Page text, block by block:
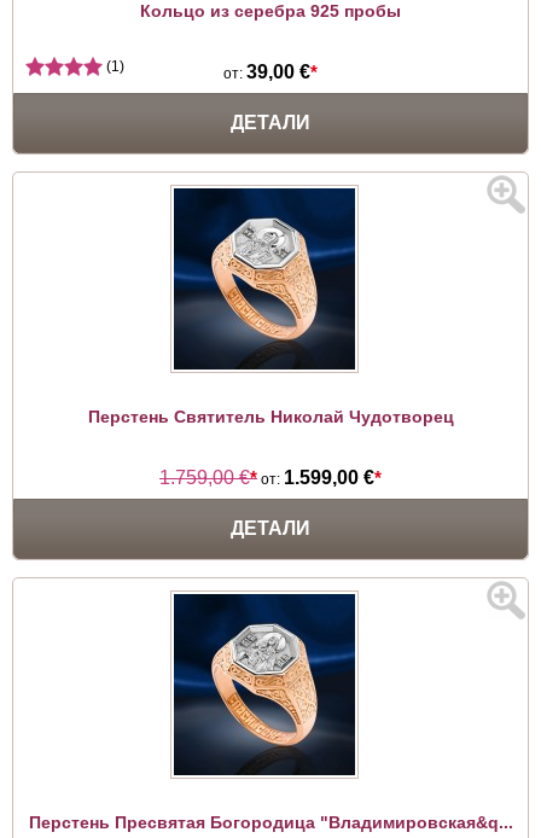
Кольцо из серебра 925 пробы
от: 39,00 €*
(1)
ДЕТАЛИ
Перстень Святитель Николай Чудотворец
1.759,00 €* от: 1.599,00 €*
ДЕТАЛИ
Перстень Пресвятая Богородица "Владимировская&q...